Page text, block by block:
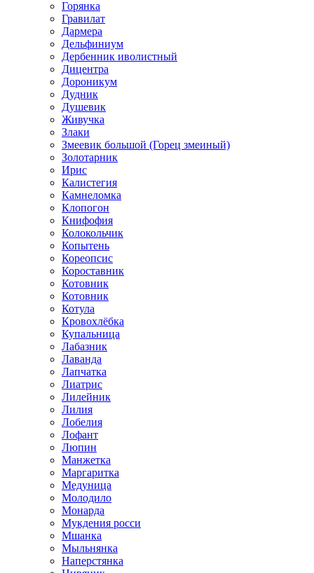
Горянка
Гравилат
Дармера
Дельфиниум
Дербенник иволистный
Дицентра
Дороникум
Дудник
Душевик
Живучка
Злаки
Змеевик большой (Горец змеиный)
Золотарник
Ирис
Калистегия
Камнеломка
Клопогон
Книфофия
Колокольчик
Копытень
Кореопсис
Короставник
Котовник
Котовник
Котула
Кровохлёбка
Купальница
Лабазник
Лаванда
Лапчатка
Лиатрис
Лилейник
Лилия
Лобелия
Лофант
Люпин
Манжетка
Маргаритка
Медуница
Молодило
Монарда
Мукдения росси
Мшанка
Мыльнянка
Наперстянка